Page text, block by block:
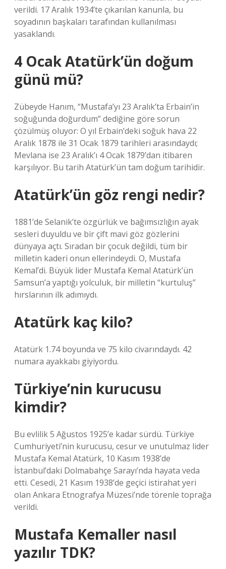
verildi. 17 Aralık 1934’te çıkarılan kanunla, bu
soyadının başkaları tarafından kullanılması
yasaklandı.
4 Ocak Atatürk’ün doğum
günü mü?
Zübeyde Hanım, “Mustafa’yı 23 Aralık’ta Erbain’in
soğuğunda doğurdum” dediğine göre sorun
çözülmüş oluyor: O yıl Erbain’deki soğuk hava 22
Aralık 1878 ile 31 Ocak 1879 tarihleri ​​arasındaydı;
Mevlana ise 23 Aralık’ı 4 Ocak 1879’dan itibaren
karşılıyor. Bu tarih Atatürk’ün tam doğum tarihidir.
Atatürk’ün göz rengi nedir?
1881’de Selanik’te özgürlük ve bağımsızlığın ayak
sesleri duyuldu ve bir çift mavi göz gözlerini
dünyaya açtı. Sıradan bir çocuk değildi, tüm bir
milletin kaderi onun ellerindeydi. O, Mustafa
Kemal’di. Büyük lider Mustafa Kemal Atatürk’ün
Samsun’a yaptığı yolculuk, bir milletin “kurtuluş”
hırslarının ilk adımıydı.
Atatürk kaç kilo?
Atatürk 1.74 boyunda ve 75 kilo civarındaydı. 42
numara ayakkabı giyiyordu.
Türkiye’nin kurucusu
kimdir?
Bu evlilik 5 Ağustos 1925’e kadar sürdü. Türkiye
Cumhuriyeti’nin kurucusu, cesur ve unutulmaz lider
Mustafa Kemal Atatürk, 10 Kasım 1938’de
İstanbul’daki Dolmabahçe Sarayı’nda hayata veda
etti. Cesedi, 21 Kasım 1938’de geçici istirahat yeri
olan Ankara Etnografya Müzesi’nde törenle toprağa
verildi.
Mustafa Kemaller nasıl
yazılır TDK?